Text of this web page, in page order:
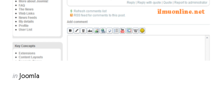
Categories
Posted
in Joomla